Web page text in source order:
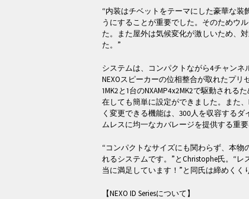
“内装はチベットをテーマにした豪華な装
うにすることが重要でした。そのためウ
た。また屋外は気候変化が激しいため、
た。”
システムは、コンパクトながら4チャン
NEXOスピーカーの位相整合が取れたプリ
1MK2と1台のNXAMP4x2MK2で駆動される
在しても簡単に設定ができました。また
く変更できる機能は、300人を収容する
ムレスに均一なカバレージを提供する重要
“コンパクトなサイズにも関わらず、本物
れるシステムです。”とChristophe氏。“
当に満足しています！”と同氏は締めくく
【NEXO ID Seriesについて】